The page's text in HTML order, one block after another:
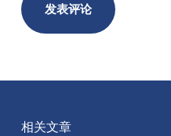
发表评论
相关文章